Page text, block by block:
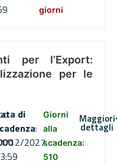
giorni
per l’Export:
per le
di
:
12/2027
Giorni
alla
scadenza:
510
Maggiori
dettagli